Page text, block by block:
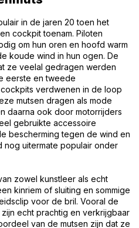
in de jaren 20 toen het
cockpit toenam. Piloten
om hun oren en hoofd warm
koude wind in hun ogen. De
ze veelal gedragen werden
eerste en tweede
verdwenen in de loop
mutsen dragen als mode
daarna ook door motorrijders
gebruikte accessoire
bescherming tegen de wind en
uitermate populair onder
zowel kunstleer als echt
kinriem of sluiting en sommige
voor de bril. Vooral de
echt prachtig en verkrijgbaar
van de mutsen zijn dat ze